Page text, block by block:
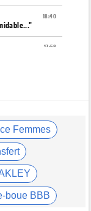
18:40
17:58
trop tôt"
chute
: 9,99€ pour 1
Femmes
boue BBB